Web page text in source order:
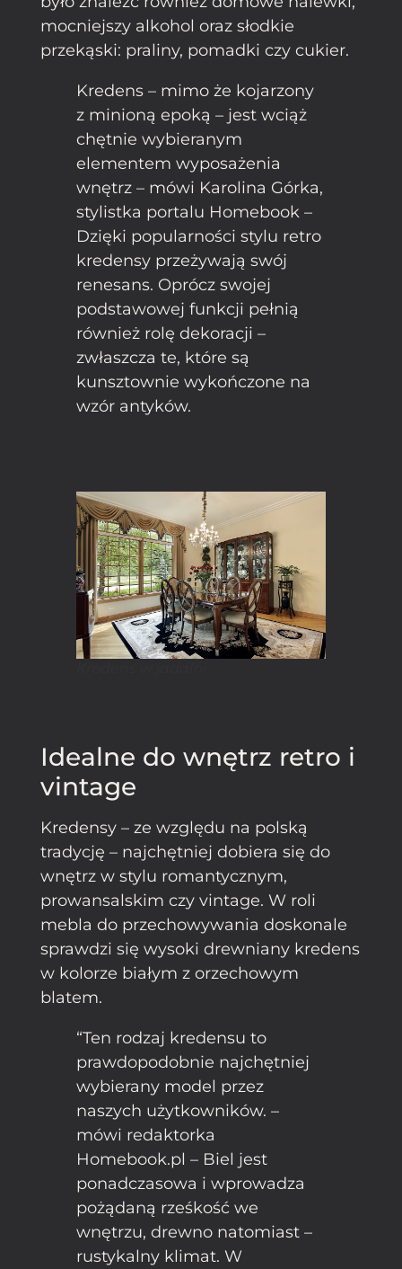
mocniejszy alkohol oraz słodkie
przekąski: praliny, pomadki czy cukier.
Kredens – mimo że kojarzony
z minioną epoką – jest wciąż
chętnie wybieranym
elementem wyposażenia
wnętrz – mówi Karolina Górka,
stylistka portalu Homebook –
Dzięki popularności stylu retro
kredensy przeżywają swój
renesans. Oprócz swojej
podstawowej funkcji pełnią
również rolę dekoracji –
zwłaszcza te, które są
kunsztownie wykończone na
wzór antyków.
Idealne do wnętrz retro i
vintage
Kredensy – ze względu na polską
tradycję – najchętniej dobiera się do
wnętrz w stylu romantycznym,
prowansalskim czy vintage. W roli
mebla do przechowywania doskonale
sprawdzi się wysoki drewniany kredens
w kolorze białym z orzechowym
blatem.
“Ten rodzaj kredensu to
prawdopodobnie najchętniej
wybierany model przez
naszych użytkowników. –
mówi redaktorka
Homebook.pl – Biel jest
ponadczasowa i wprowadza
pożądaną rześkość we
wnętrzu, drewno natomiast –
rustykalny klimat. W